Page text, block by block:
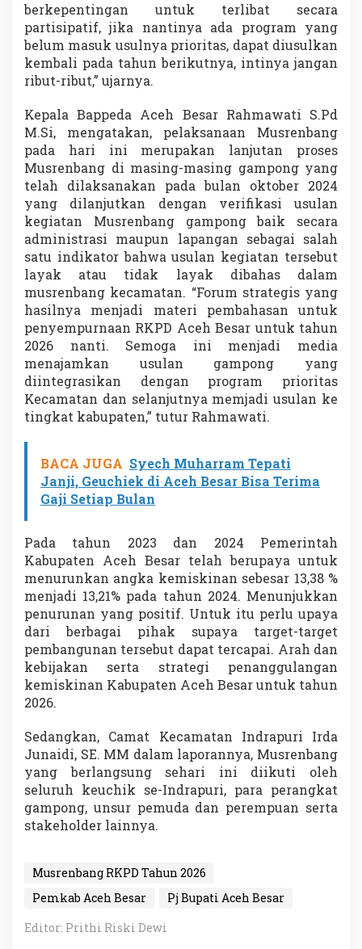
berkepentingan untuk terlibat secara
partisipatif, jika nantinya ada program yang
belum masuk usulnya prioritas, dapat diusulkan
kembali pada tahun berikutnya, intinya jangan
ribut-ribut,” ujarnya.
Kepala Bappeda Aceh Besar Rahmawati S.Pd
M.Si, mengatakan, pelaksanaan Musrenbang
pada hari ini merupakan lanjutan proses
Musrenbang di masing-masing gampong yang
telah dilaksanakan pada bulan oktober 2024
yang dilanjutkan dengan verifikasi usulan
kegiatan Musrenbang gampong baik secara
administrasi maupun lapangan sebagai salah
satu indikator bahwa usulan kegiatan tersebut
layak atau tidak layak dibahas dalam
musrenbang kecamatan. “Forum strategis yang
hasilnya menjadi materi pembahasan untuk
penyempurnaan RKPD Aceh Besar untuk tahun
2026 nanti. Semoga ini menjadi media
menajamkan usulan gampong yang
diintegrasikan dengan program prioritas
Kecamatan dan selanjutnya memjadi usulan ke
tingkat kabupaten,” tutur Rahmawati.
BACA JUGA Syech Muharram Tepati
Janji, Geuchiek di Aceh Besar Bisa Terima
Gaji Setiap Bulan
Pada tahun 2023 dan 2024 Pemerintah
Kabupaten Aceh Besar telah berupaya untuk
menurunkan angka kemiskinan sebesar 13,38 %
menjadi 13,21% pada tahun 2024. Menunjukkan
penurunan yang positif. Untuk itu perlu upaya
dari berbagai pihak supaya target-target
pembangunan tersebut dapat tercapai. Arah dan
kebijakan serta strategi penanggulangan
kemiskinan Kabupaten Aceh Besar untuk tahun
2026.
Sedangkan, Camat Kecamatan Indrapuri Irda
Junaidi, SE. MM dalam laporannya, Musrenbang
yang berlangsung sehari ini diikuti oleh
seluruh keuchik se-Indrapuri, para perangkat
gampong, unsur pemuda dan perempuan serta
stakeholder lainnya.
Musrenbang RKPD Tahun 2026
Pemkab Aceh Besar
Pj Bupati Aceh Besar
Editor: Prithi Riski Dewi